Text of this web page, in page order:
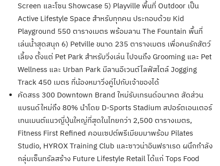
Screen และโซน Showcase 5) Playville พื้นที่ Outdoor เป็น
Active Lifestyle Space สำหรับทุกคน ประกอบด้วย Kid
Playground 550 ตารางเมตร พร้อมลาน The Fountain พื้นที่
เล่นน้ำสุดสนุก 6) Petville ขนาด 235 ตารางเมตร เพื่อคนรักสัตว์
เลี้ยง ตั้งแต่ Pet Park สำหรับวิ่งเล่น ไปจนถึง Grooming และ Pet
Wellness และ Urban Park มีลานอีเวนต์ไลฟ์สไตล์ Jogging
Track 450 เมตร ที่น้องหมาวิ่งคู่ไปกับเจ้าของได้
คัดสรร 300 Downtown Brand ใหม่รับเทรนด์อนาคต สัดส่วน
แบรนด์ใหม่ถึง 80% นำโดย D-Sports Stadium สปอร์ตเอนเตอร์
เทนเมนต์แนวญี่ปุ่นใหญ่ที่สุดในไทยกว่า 2,500 ตารางเมตร,
Fitness First Refined คอนเซปต์พรีเมียมมาพร้อม Pilates
Studio, HYROX Training Club และซาวน่าอินฟราเรด ผนึกกำลัง
กลุ่มเซ็นทรัลสร้าง Future Lifestyle Retail ได้แก่ Tops Food